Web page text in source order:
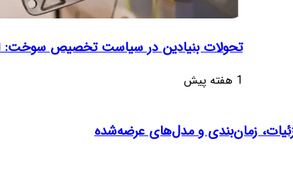
تحولات بنیادین در سیاست تخصیص سوخت:
1 هفته پیش
زمان‌بندی و مدل‌های عرضه‌شده